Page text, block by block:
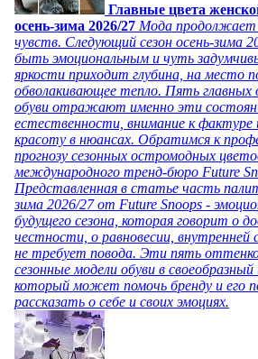
Главные цвета
осень-зима 2026/27 Мода продолжает
чувств. Следующий сезон осень-зима
быть эмоциональным и чуть
яркости приходит глубина, на место
обволакивающее тепло. Пять
обуви отражают именно эти
естественности, внимание к
красоту в нюансах. Обратимся к
прогнозу сезонных остромодных
международного тренд-бюро Future
Представленная в статье часть
зима 2026/27 от Future Snoops -
будущего сезона, которая говорит о
честности, о равновесии, внутренней
не требует повода. Эти пять
сезонные модели обуви в своеобразный
который может помочь бренду и его
рассказать о себе и своих эмоциях.